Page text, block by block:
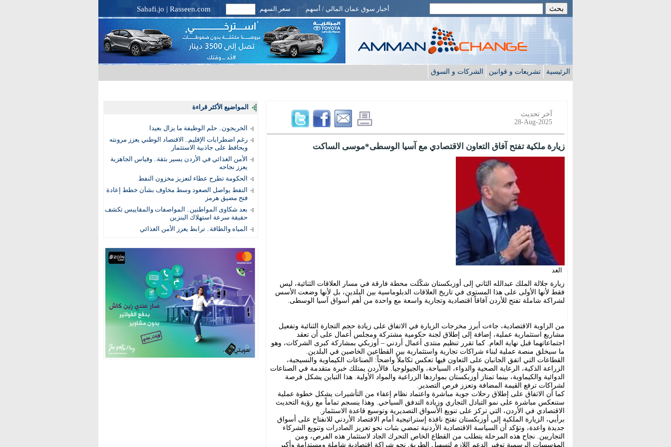
أخبار سوق عمان المالي / أسهم سعر السهم Sahafi.jo | Rasseen.com
الرئيسية تشريعات و قوانين الشركات و السوق
المواضيع الأكثر قراءة
الخريجون.. حلم الوظيفة ما يزال بعيدا
رغم اضطرابات الإقليم.. الاقتصاد الوطني يعزز مرونته
ويحافظ على جاذبية الاستثمار
الأمن الغذائي في الأردن يسير بثقة.. وقياس الجاهزية
يعزز نجاحه
الحكومة تطرح عطاء لتعزيز مخزون النفط
النفط يواصل الصعود وسط مخاوف بشأن خطط إعادة
فتح مضيق هرمز
بعد شكاوى المواطنين.. المواصفات والمقاييس تكشف
حقيقة سرعة استهلاك البنزين
المياه والطاقة.. ترابط يعزز الأمن الغذائي
آخر تحديث
28-Aug-2025
زيارة ملكية تفتح آفاق التعاون الاقتصادي مع آسيا الوسطى*موسى الساكت
الغد
زيارة جلالة الملك عبدالله الثاني إلى أوزبكستان شكّلت محطة فارقة في مسار العلاقات الثنائية، ليس
فقط لأنها الأولى على هذا المستوى في تاريخ العلاقات الدبلوماسية بين البلدين، بل لأنها وضعت الأسس
لشراكة شاملة تفتح للأردن آفاقاً اقتصادية وتجارية واسعة مع واحدة من أهم أسواق آسيا الوسطى.
من الزاوية الاقتصادية، جاءت أبرز مخرجات الزيارة في الاتفاق على زيادة حجم التجارة الثنائية وتفعيل
مشاريع استثمارية عملية، إضافة إلى إطلاق لجنة حكومية مشتركة ومجلس أعمال على أن تعقد
اجتماعاتهما قبل نهاية العام. كما تقرر تنظيم منتدى أعمال أردني – أوزبكي بمشاركة كبرى الشركات، وهو
ما سيخلق منصة عملية لبناء شراكات تجارية واستثمارية بين القطاعين الخاصين في البلدين.
القطاعات التي اتفق الجانبان على التعاون فيها تعكس تكاملاً واضحاً: الصناعات الكيماوية والنسيجية،
الزراعة الذكية، الرعاية الصحية والدواء، السياحة، والجيولوجيا. فالأردن يمتلك خبرة متقدمة في الصناعات
الدوائية والكيماوية، بينما تمتاز أوزبكستان بمواردها الزراعية والمواد الأولية. هذا التباين يشكل فرصة
لشراكات ترفع القيمة المضافة وتعزز فرص التصدير.
كما أن الاتفاق على إطلاق رحلات جوية مباشرة واعتماد نظام إعفاء من التأشيرات يشكل خطوة عملية
ستنعكس مباشرة على نمو التبادل التجاري وزيادة التدفق السياحي. وهذا ينسجم تماماً مع رؤية التحديث
الاقتصادي في الأردن، التي تركز على تنويع الأسواق التصديرية وتوسيع قاعدة الاستثمار.
برأيي، الزيارة الملكية إلى أوزبكستان تفتح نافذة إستراتيجية أمام الاقتصاد الأردني للانفتاح على أسواق
جديدة واعدة، وتؤكد أن السياسة الاقتصادية الأردنية تمضي بثبات نحو تعزيز الصادرات وتنويع الشركاء
التجاريين. نجاح هذه المرحلة يتطلب من القطاع الخاص التحرك الجاد لاستثمار هذه الفرص، ومن
المؤسسات الرسمية توفير الدعم اللازم لتسهيل الطريق نحو شراكة اقتصادية شاملة ومستدامة وأكبر